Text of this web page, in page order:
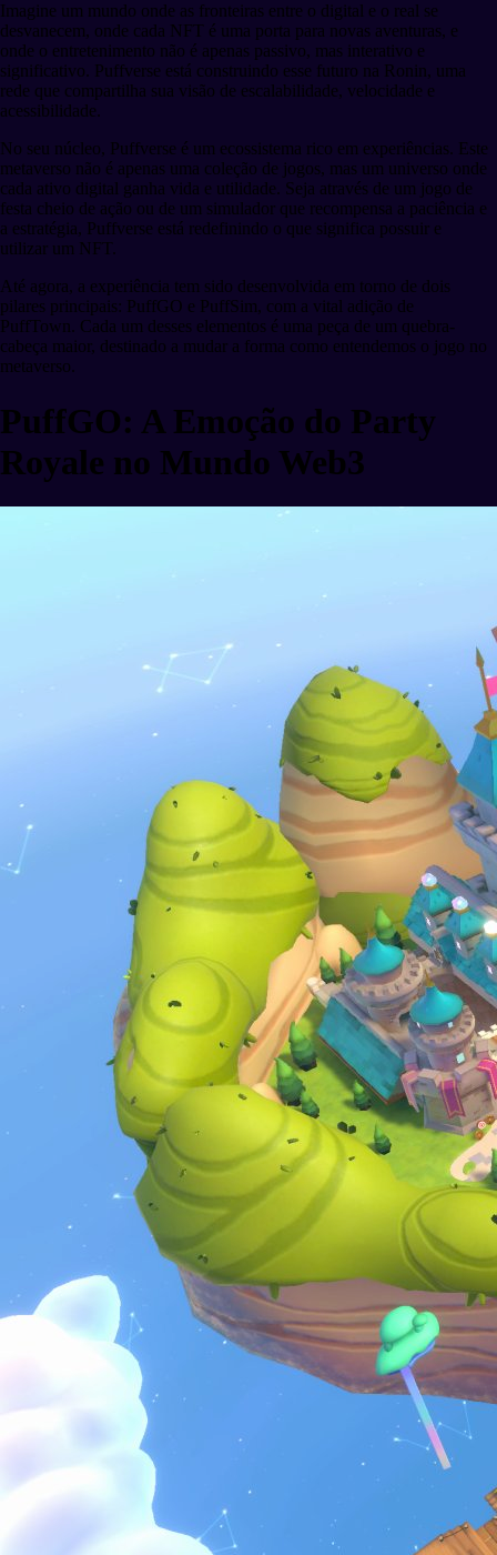
Imagine um mundo onde as fronteiras entre o digital e o real se
desvanecem, onde cada NFT é uma porta para novas aventuras, e
onde o entretenimento não é apenas passivo, mas interativo e
significativo. Puffverse está construindo esse futuro na Ronin, uma
rede que compartilha sua visão de escalabilidade, velocidade e
acessibilidade.
No seu núcleo, Puffverse é um ecossistema rico em experiências. Este
metaverso não é apenas uma coleção de jogos, mas um universo onde
cada ativo digital ganha vida e utilidade. Seja através de um jogo de
festa cheio de ação ou de um simulador que recompensa a paciência e
a estratégia, Puffverse está redefinindo o que significa possuir e
utilizar um NFT.
Até agora, a experiência tem sido desenvolvida em torno de dois
pilares principais: PuffGO e PuffSim, com a vital adição de
PuffTown. Cada um desses elementos é uma peça de um quebra-
cabeça maior, destinado a mudar a forma como entendemos o jogo no
metaverso.
PuffGO: A Emoção do Party
Royale no Mundo Web3